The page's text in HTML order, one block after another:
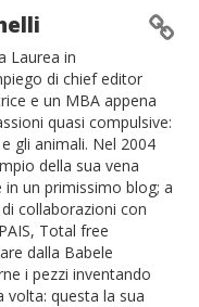
Laurea in
di chief editor
e un MBA appena
quasi compulsive:
gli animali. Nel 2004
della sua vena
un primissimo blog; a
collaborazioni con
Total free
dalla Babele
i pezzi inventando
volta: questa la sua